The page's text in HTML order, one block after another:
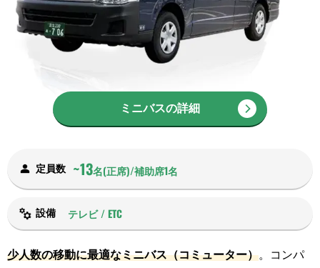
ミニバスの詳細
定員数 ~13名(正席)/補助席1名
設備 テレビ / ETC
少人数の移動に最適なミニバス（コミューター）。コンパ